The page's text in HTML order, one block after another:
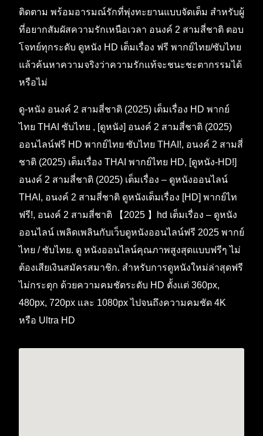
ติดตาม พร้อมอารมณ์รักที่พุ่งทะยานแบบจัดเต็ม สำหรับผู้
ที่อยากสัมผัสความรักเหนือเวลา อนงค์ 2 สามสี่ชาติ ตอบ
โจทย์ทุกระดับ ดูหนัง HD เต็มเรื่อง ฟรี พากย์ไทย/ซับไทย
แล้วค้นหาความจริงว่าความรักแท้จะชนะชะตากรรมได้
หรือไม่
ดู-หนัง อนงค์ 2 สามสี่ชาติ (2025) เต็มเรื่อง HD พากย์
ไทย THAI ซับไทย , [ดูหนัง] อนงค์ 2 สามสี่ชาติ (2025)
ออนไลน์ฟรี HD พากย์ไทย ซับไทย THAI!, อนงค์ 2 สามสี่
ชาติ (2025) เต็มเรื่อง THAI พากย์ไทย HD, [ดูหนัง-HD!]
อนงค์ 2 สามสี่ชาติ (2025) เต็มเรื่อง – ดูหนังออนไลน์
THAI, อนงค์ 2 สามสี่ชาติ ดูหนังเต็มเรื่อง [HD] พากย์ไท
ฟรี!, อนงค์ 2 สามสี่ชาติ 【2025 】hd เต็มเรื่อง – ดูหนัง
ออนไลน์ เพลิดเพลินกับเว็บดูหนังออนไลน์ฟรี 2025 พากย์
ไทย / ซับไทย. ดู หนังออนไลน์คุณภาพสูงสุดแบบฟรีๆ ไม่
ต้องเสียเงินสมัครสมาชิก. สำหรับการดูหนังใหม่ล่าสุดฟรี
ไม่กระตุก ด้วยความคมชัดระดับ HD ตั้งแต่ 360px,
480px, 720px และ 1080px ไปจนถึงความคมชัด 4K
หรือ Ultra HD